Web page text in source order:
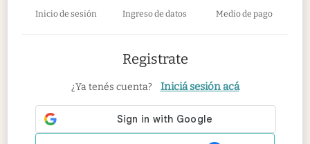
Inicio de sesión Ingreso de datos Medio de pago
Registrate
¿Ya tenés cuenta? Iniciá sesión acá